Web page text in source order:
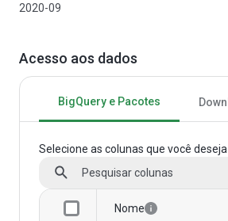
2020-09
Acesso aos dados
BigQuery e Pacotes
Selecione as colunas que você
Nome